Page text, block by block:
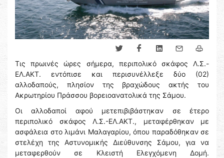
Τις πρωινές ώρες σήμερα, περιπολικό σκάφος Λ.Σ.-
ΕΛ.ΑΚΤ. εντόπισε και περισυνέλλεξε δύο (02)
αλλοδαπούς, πλησίον της βραχώδους ακτής του
Ακρωτηρίου Πράσσου βορειοανατολικά της Σάμου.
Οι αλλοδαποί αφού μετεπιβιβάστηκαν σε έτερο
περιπολικό σκάφος Λ.Σ.-ΕΛ.ΑΚΤ., μεταφέρθηκαν με
ασφάλεια στο λιμάνι Μαλαγαρίου, όπου παραδόθηκαν σε
στελέχη της Αστυνομικής Διεύθυνσης Σάμου, για να
μεταφερθούν σε Κλειστή Ελεγχόμενη Δομή.